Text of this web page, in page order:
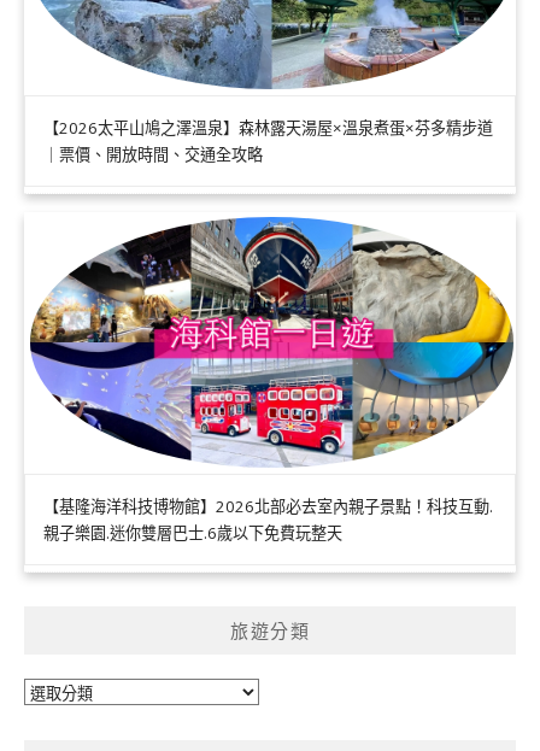
【2026太平山鳩之澤溫泉】森林露天湯屋×溫泉煮蛋×芬多精步道
｜票價、開放時間、交通全攻略
【基隆海洋科技博物館】2026北部必去室內親子景點！科技互動.
親子樂園.迷你雙層巴士.6歲以下免費玩整天
旅遊分類
旅